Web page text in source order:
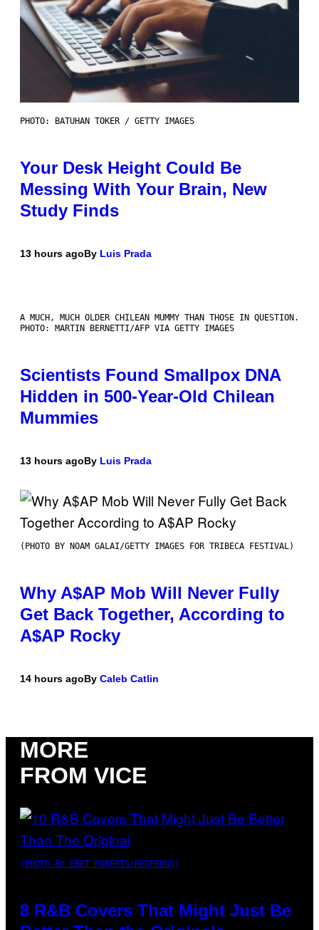
PHOTO: BATUHAN TOKER / GETTY IMAGES
Your Desk Height Could Be
Messing With Your Brain, New
Study Finds
13 hours agoBy Luis Prada
A MUCH, MUCH OLDER CHILEAN MUMMY THAN THOSE IN QUESTION.
PHOTO: MARTIN BERNETTI/AFP VIA GETTY IMAGES
Scientists Found Smallpox DNA
Hidden in 500-Year-Old Chilean
Mummies
13 hours agoBy Luis Prada
(PHOTO BY NOAM GALAI/GETTY IMAGES FOR TRIBECA FESTIVAL)
Why A$AP Mob Will Never Fully
Get Back Together, According to
A$AP Rocky
14 hours agoBy Caleb Catlin
MORE
FROM VICE
(PHOTO BY EBET ROBERTS/REDFERNS)
8 R&B Covers That Might Just Be